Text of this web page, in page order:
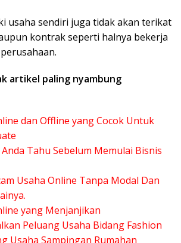
usaha sendiri juga tidak akan terikat
kontrak seperti halnya bekerja
artikel paling nyambung
dan Offline yang Cocok Untuk
Tahu Sebelum Memulai Bisnis
Usaha Online Tanpa Modal Dan
.
yang Menjanjikan
Peluang Usaha Bidang Fashion
Usaha Sampingan Rumahan